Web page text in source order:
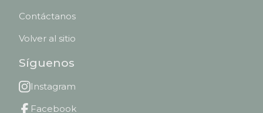
Contáctanos
Volver al sitio
Síguenos
Instagram
Facebook